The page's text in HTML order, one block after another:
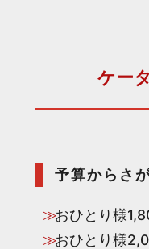
ケー
予算からさ
おひとり様
おひとり様